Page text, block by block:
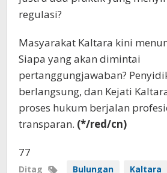
regulasi?
Masyarakat Kaltara kini
Siapa yang akan dimintai
pertanggungjawaban?
berlangsung, dan Kejati
proses hukum berjalan
transparan. (*/red/cn)
77
Ditag Bulungan Kaltara